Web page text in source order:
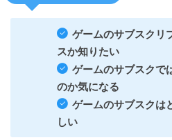
ゲームのサブスクリ
スか知りたい
ゲームのサブスクで
のか気になる
ゲームのサブスクは
しい